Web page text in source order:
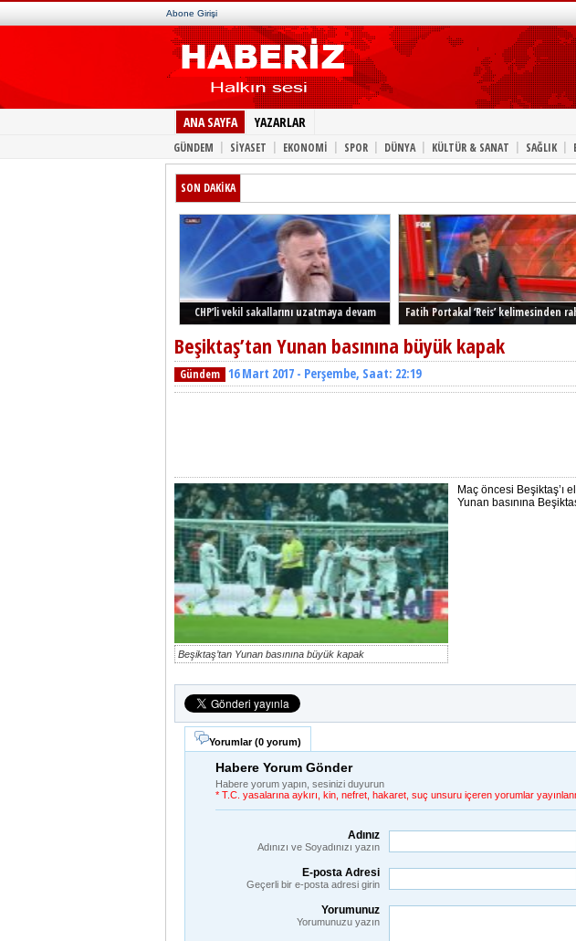
Abone Girişi
ANA SAYFA YAZARLAR
GÜNDEM | SİYASET | EKONOMİ | SPOR | DÜNYA | KÜLTÜR & SANAT | SAĞLIK |
SON DAKİKA
CHP’li vekil sakallarını uzatmaya devam
Fatih Portakal ‘Reis’ kelimesinden
Beşiktaş’tan Yunan basınına büyük kapak
Gündem 16 Mart 2017 - Perşembe, Saat: 22:19
Beşiktaş’tan Yunan basınına büyük kapak
Maç öncesi Beşiktaş’ı
Yunan basınına
Yorumlar (0 yorum)
Habere Yorum Gönder
Habere yorum yapın, sesinizi duyurun
* T.C. yasalarına aykırı, kin, nefret, hakaret, suç unsuru içeren yorumlar
Adınız
Adınızı ve Soyadınızı yazın
E-posta Adresi
Geçerli bir e-posta adresi girin
Yorumunuz
Yorumunuzu yazın